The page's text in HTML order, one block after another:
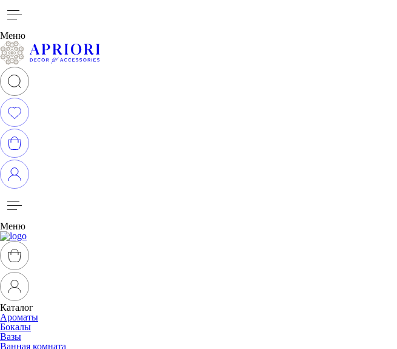
Меню
Меню
Каталог
Ароматы
Бокалы
Вазы
Ванная комната